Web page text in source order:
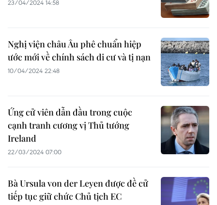
23/04/2024 14:58
Nghị viện châu Âu phê chuẩn hiệp
ước mới về chính sách di cư và tị nạn
10/04/2024 22:48
Ứng cử viên dẫn đầu trong cuộc
cạnh tranh cương vị Thủ tướng
Ireland
22/03/2024 07:00
Bà Ursula von der Leyen được đề cử
tiếp tục giữ chức Chủ tịch EC